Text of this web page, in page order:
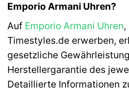
Emporio Armani Uhren?
Auf Emporio Armani Uhren
Timestyles.de erwerben,
gesetzliche
Herstellergarantie des
Detaillierte Informationen